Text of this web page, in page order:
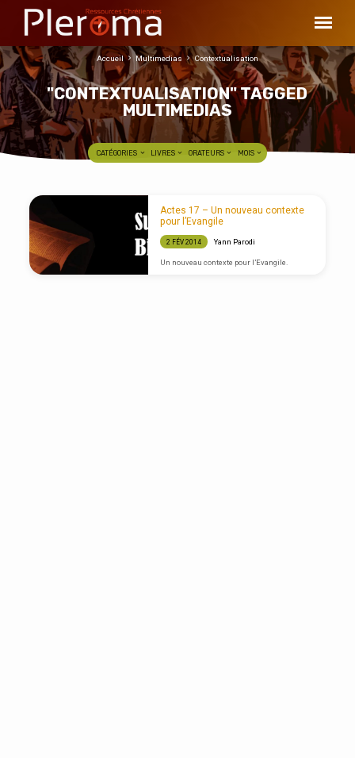
"CONTEXTUALISATION" TAGGED
MULTIMEDIAS
Accueil Multimedias Contextualisation
CATÉGORIES LIVRES ORATEURS MOIS
"CONTEXTUALISATION"
TAGGED
MULTIMEDIAS
Actes 17 – Un nouveau contexte
pour l’Evangile
2 FÉV 2014 Yann Parodi
Un nouveau contexte pour l’Evangile.